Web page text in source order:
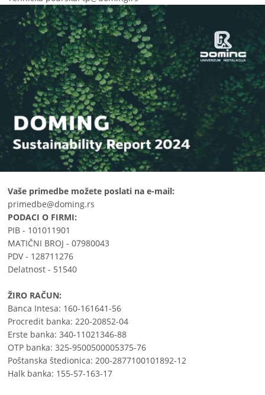
Vaše primedbe možete poslati na e-mail:
primedbe@doming.rs
PODACI O FIRMI:
PIB - 101011901
MATIČNI BROJ - 07980043
PDV - 128711276
Delatnost - 51540
ŽIRO RAČUN:
Banca Intesa: 160-161641-56
Procredit banka: 220-20852-04
Erste banka: 340-11021346-88
OTP banka: 325-9500500005375-76
Poštanska štedionica: 200-2877100101892-12
Halk banka: 155-57-163-17